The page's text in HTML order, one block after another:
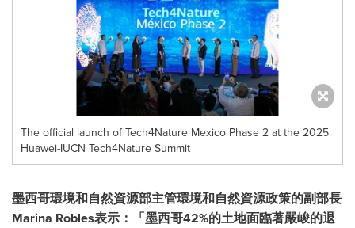
The official launch of Tech4Nature Mexico Phase 2 at the 2025
Huawei-IUCN Tech4Nature Summit
墨西哥環境和自然資源部主管環境和自然資源政策的副部長
Marina Robles表示： 「墨西哥42%的土地面臨著嚴峻的退